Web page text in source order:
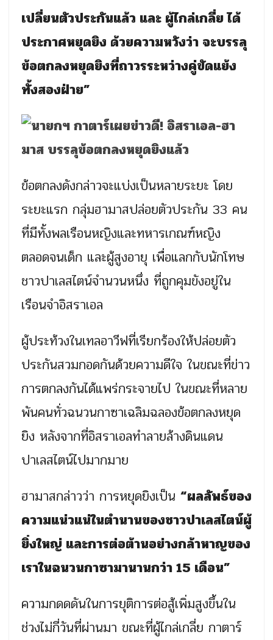
เปลี่ยนตัวประกันแล้ว และ ผู้ไกล่เกลี่ย ได้
ประกาศหยุดยิง ด้วยความหวังว่า จะบรรลุ
ข้อตกลงหยุดยิงที่ถาวรระหว่างคู่ขัดแย้ง
ทั้งสองฝ่าย”
ข้อตกลงดังกล่าวจะแบ่งเป็นหลายระยะ โดย
ระยะแรก กลุ่มฮามาสปล่อยตัวประกัน 33 คน
ที่มีทั้งพลเรือนหญิงและทหารเกณฑ์หญิง
ตลอดจนเด็ก และผู้สูงอายุ เพื่อแลกกับนักโทษ
ชาวปาเลสไตน์จำนวนหนึ่ง ที่ถูกคุมขังอยู่ใน
เรือนจำอิสราเอล
ผู้ประท้วงในเทลอาวีฟที่เรียกร้องให้ปล่อยตัว
ประกันสวมกอดกันด้วยความดีใจ ในขณะที่ข่าว
การตกลงกันได้แพร่กระจายไป ในขณะที่หลาย
พันคนทั่วฉนวนกาซาเฉลิมฉลองข้อตกลงหยุด
ยิง หลังจากที่อิสราเอลทำลายล้างดินแดน
ปาเลสไตน์ไปมากมาย
ฮามาสกล่าวว่า การหยุดยิงเป็น “ผลลัพธ์ของ
ความแน่วแน่ในตำนานของชาวปาเลสไตน์ผู้
ยิ่งใหญ่ และการต่อต้านอย่างกล้าหาญของ
เราในฉนวนกาซามานานกว่า 15 เดือน”
ความกดดดันในการยุติการต่อสู้เพิ่มสูงขึ้นใน
ช่วงไม่กี่วันที่ผ่านมา ขณะที่ผู้ไกล่เกลี่ย กาตาร์